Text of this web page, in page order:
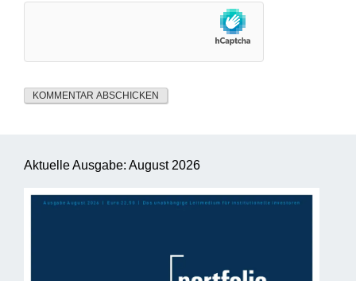
Aktuelle Ausgabe: August 2026